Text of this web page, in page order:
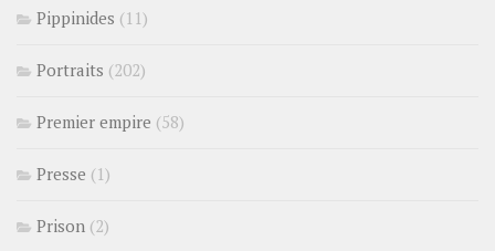
Pippinides (11)
Portraits (202)
Premier empire (58)
Presse (1)
Prison (2)